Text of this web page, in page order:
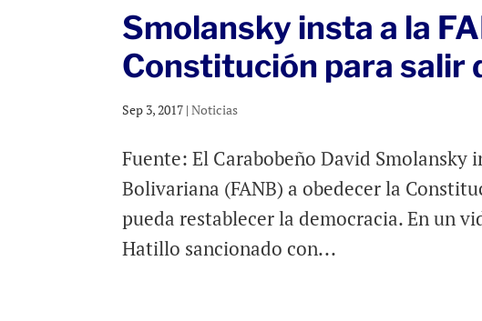
Smolansky insta a la
Constitución para salir
Sep 3, 2017 |Noticias
Fuente: El Carabobeño David Smolansky
Bolivariana (FANB) a obedecer la
pueda restablecer la democracia. En un
Hatillo sancionado con...